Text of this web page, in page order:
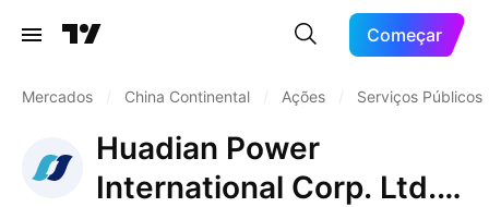
Começar
Mercados China Continental Ações Serviços Públicos
Huadian Power
International Corp. Ltd.